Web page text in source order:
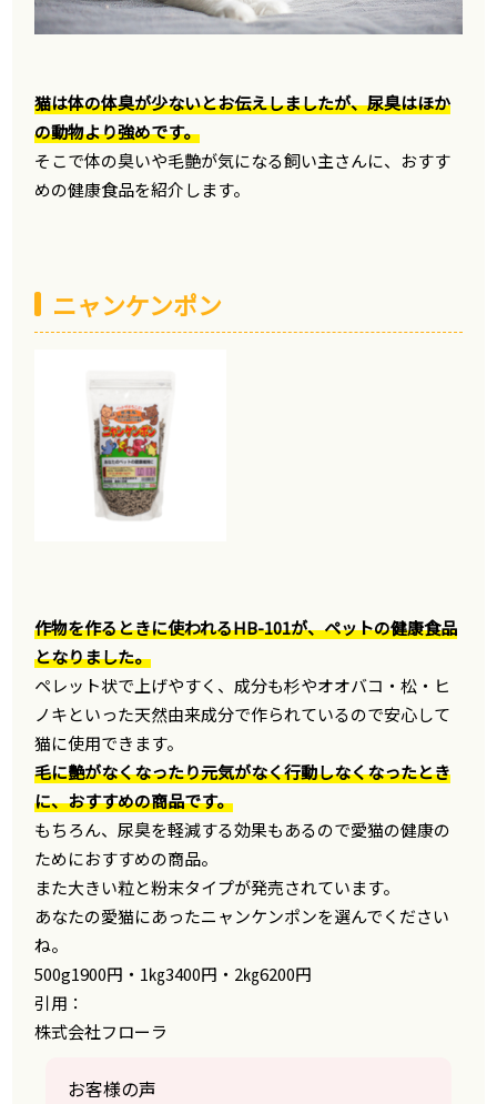
猫は体の体臭が少ないとお伝えしましたが、尿臭はほか
の動物より強めです。
そこで体の臭いや毛艶が気になる飼い主さんに、おすす
めの健康食品を紹介します。
ニャンケンポン
作物を作るときに使われるHB-101が、ペットの健康食品
となりました。
ペレット状で上げやすく、成分も杉やオオバコ・松・ヒ
ノキといった天然由来成分で作られているので安心して
猫に使用できます。
毛に艶がなくなったり元気がなく行動しなくなったとき
に、おすすめの商品です。
もちろん、尿臭を軽減する効果もあるので愛猫の健康の
ためにおすすめの商品。
また大きい粒と粉末タイプが発売されています。
あなたの愛猫にあったニャンケンポンを選んでください
ね。
500g1900円・1㎏3400円・2㎏6200円
引用：
株式会社フローラ
お客様の声